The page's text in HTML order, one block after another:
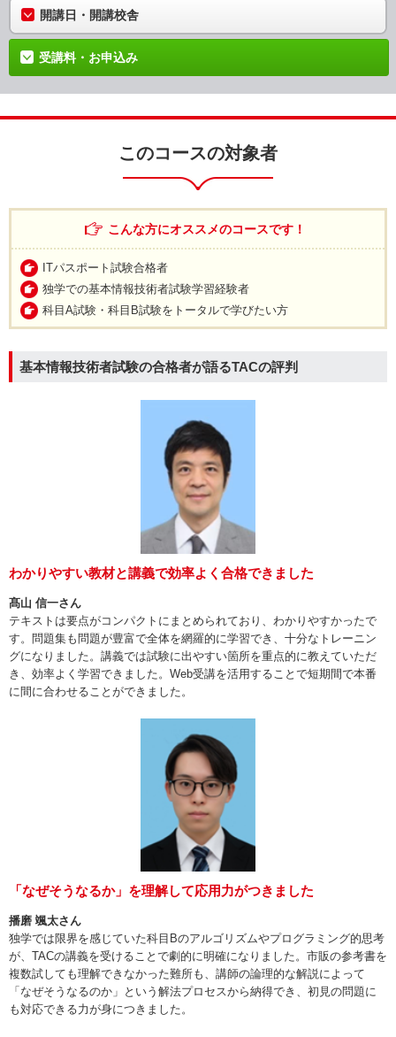
開講日・開講校舎
受講料・お申込み
このコースの対象者
こんな方にオススメのコースです！
ITパスポート試験合格者
独学での基本情報技術者試験学習経験者
科目A試験・科目B試験をトータルで学びたい方
基本情報技術者試験の合格者が語るTACの評判
わかりやすい教材と講義で効率よく合格できました
髙山 信一さん
テキストは要点がコンパクトにまとめられており、わかりやすかったで
す。問題集も問題が豊富で全体を網羅的に学習でき、十分なトレーニン
グになりました。講義では試験に出やすい箇所を重点的に教えていただ
き、効率よく学習できました。Web受講を活用することで短期間で本番
に間に合わせることができました。
「なぜそうなるか」を理解して応用力がつきました
播磨 颯太さん
独学では限界を感じていた科目Bのアルゴリズムやプログラミング的思考
が、TACの講義を受けることで劇的に明確になりました。市販の参考書を
複数試しても理解できなかった難所も、講師の論理的な解説によって
「なぜそうなるのか」という解法プロセスから納得でき、初見の問題に
も対応できる力が身につきました。